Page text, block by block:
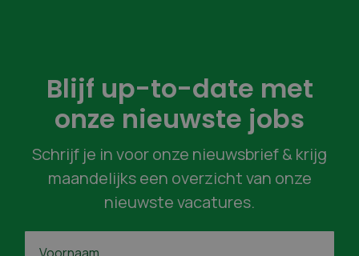
Blijf up-to-date met
onze nieuwste jobs
Schrijf je in voor onze nieuwsbrief & krijg
maandelijks een overzicht van onze
nieuwste vacatures.